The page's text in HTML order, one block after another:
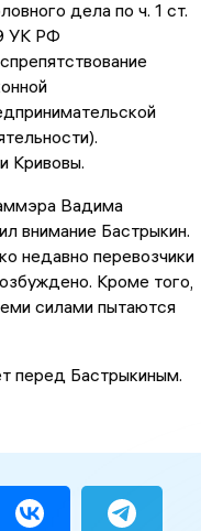
дела по ч. 1 ст.
УК РФ
Кривовы.
Вадима
внимание Бастрыкин.
недавно перевозчики
Кроме того,
силами пытаются
перед Бастрыкиным.